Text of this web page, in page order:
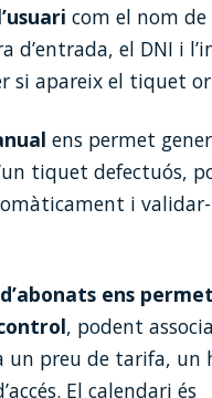
com el nom de
d’entrada, el DNI i
si apareix el tiquet
ens permet
tiquet defectuós,
i
ens
, podent
un preu de tarifa, un
El calendari és